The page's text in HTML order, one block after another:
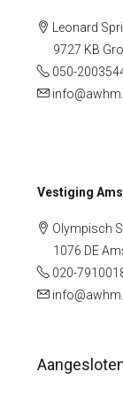
Leonard
9727 KB
050-
Vestiging
Olympisch
1076 DE
020-